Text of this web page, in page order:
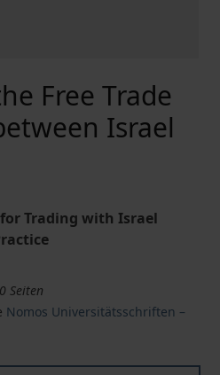
Free Trade
Israel
Trading with Israel
Seiten
Nomos Universitätsschriften –